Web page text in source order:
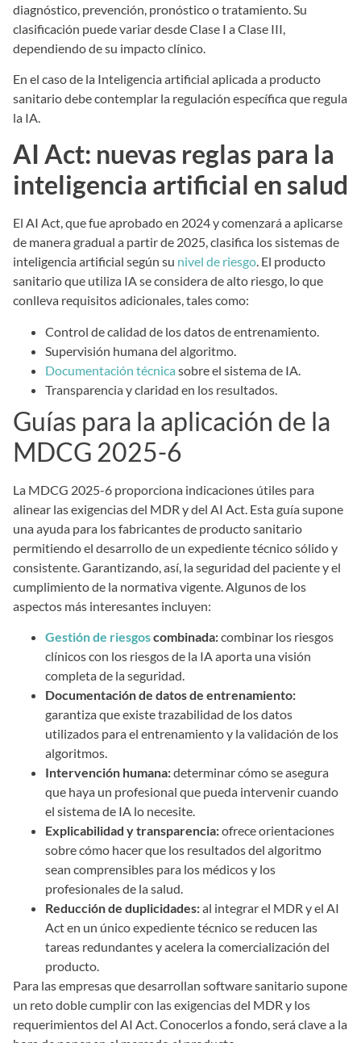
diagnóstico, prevención, pronóstico o tratamiento. Su
clasificación puede variar desde Clase I a Clase III,
dependiendo de su impacto clínico.
En el caso de la Inteligencia artificial aplicada a producto
sanitario debe contemplar la regulación específica que regula
la IA.
AI Act: nuevas reglas para la
inteligencia artificial en salud
El AI Act, que fue aprobado en 2024 y comenzará a aplicarse
de manera gradual a partir de 2025, clasifica los sistemas de
inteligencia artificial según su nivel de riesgo. El producto
sanitario que utiliza IA se considera de alto riesgo, lo que
conlleva requisitos adicionales, tales como:
Control de calidad de los datos de entrenamiento.
Supervisión humana del algoritmo.
Documentación técnica sobre el sistema de IA.
Transparencia y claridad en los resultados.
Guías para la aplicación de la
MDCG 2025-6
La MDCG 2025-6 proporciona indicaciones útiles para
alinear las exigencias del MDR y del AI Act. Esta guía supone
una ayuda para los fabricantes de producto sanitario
permitiendo el desarrollo de un expediente técnico sólido y
consistente. Garantizando, así, la seguridad del paciente y el
cumplimiento de la normativa vigente. Algunos de los
aspectos más interesantes incluyen:
Gestión de riesgoscombinada:combinar los riesgos
clínicos con los riesgos de la IA aporta una visión
completa de la seguridad.
Documentación de datos de entrenamiento:
garantiza que existe trazabilidad de los datos
utilizados para el entrenamiento y la validación de los
algoritmos.
Intervención humana:determinar cómo se asegura
que haya un profesional que pueda intervenir cuando
el sistema de IA lo necesite.
Explicabilidad y transparencia:ofrece orientaciones
sobre cómo hacer que los resultados del algoritmo
sean comprensibles para los médicos y los
profesionales de la salud.
Reducción de duplicidades:al integrar el MDR y el AI
Act en un único expediente técnico se reducen las
tareas redundantes y acelera la comercialización del
producto.
Para las empresas que desarrollan software sanitario supone
un reto doble cumplir con las exigencias del MDR y los
requerimientos del AI Act. Conocerlos a fondo, será clave a la